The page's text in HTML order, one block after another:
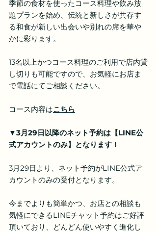
季節の食材を使ったコース料理や飲み放
題プランを始め、伝統と新しさが共存す
る和食が新しい出会いや別れの席を華や
かに彩ります。
13名以上かつコース料理のご利用で店内貸
し切りも可能ですので、お気軽にお店ま
で電話にてご相談ください。
コース内容はこちら
▼3月29日以降のネット予約は【LINE公
式アカウントのみ】となります！
3月29日より、ネット予約がLINE公式ア
カウントのみの受付となります。
今までよりも簡単かつ、お店との相談も
気軽にできるLINEチャット予約はご好評
頂いており、どんどん使いやすく進化し